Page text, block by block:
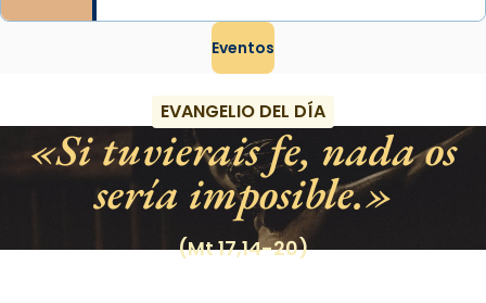
Eventos
EVANGELIO DEL DÍA
Si tuvierais fe, nada os
sería imposible.
(Mt 17,14-20)